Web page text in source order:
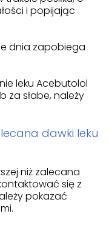
i popijając
dnia zapobiega
leku Acebutolol
za słabe, należy
dawki leku
niż zalecana
się z
pokazać